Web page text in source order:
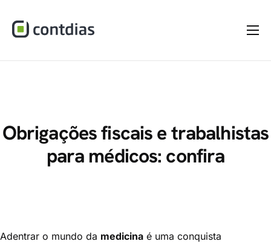
Materiais
Dúvidas
Obrigações fiscais e trabalhistas
para médicos: confira
Adentrar o mundo da medicina é uma conquista